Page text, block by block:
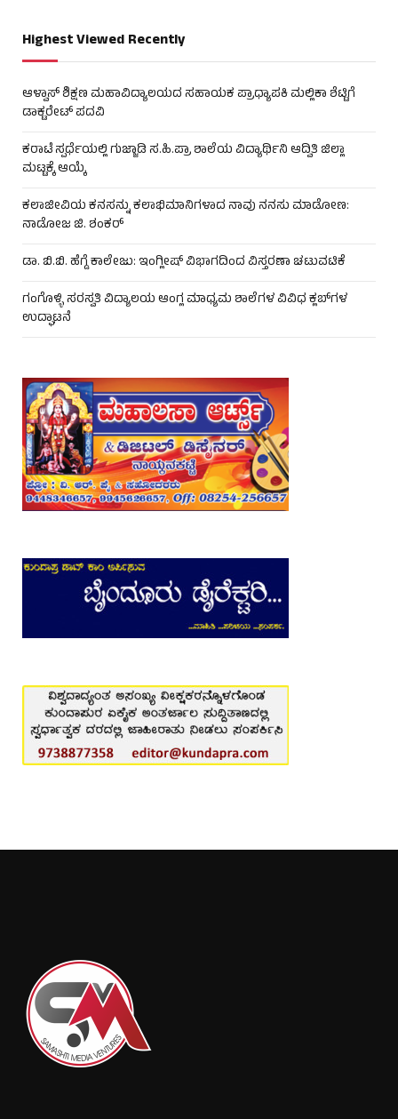
Highest Viewed Recently
ಆಳ್ವಾಸ್ ಶಿಕ್ಷಣ ಮಹಾವಿದ್ಯಾಲಯದ ಸಹಾಯಕ ಪ್ರಾಧ್ಯಾಪಕಿ ಮಲ್ಲಿಕಾ ಶೆಟ್ಟಿಗೆ
ಡಾಕ್ಟರೇಟ್ ಪದವಿ
ಕರಾಟೆ ಸ್ಪರ್ಧೆಯಲ್ಲಿ ಗುಜ್ಜಾಡಿ ಸ.ಹಿ.ಪ್ರಾ ಶಾಲೆಯ ವಿದ್ಯಾರ್ಥಿನಿ ಆದ್ವಿತಿ ಜಿಲ್ಲಾ
ಮಟ್ಟಕ್ಕೆ ಆಯ್ಕೆ
ಕಲಾಜೀವಿಯ ಕನಸನ್ನು ಕಲಾಭಿಮಾನಿಗಳಾದ ನಾವು ನನಸು ಮಾಡೋಣ:
ನಾಡೋಜ ಜಿ. ಶಂಕರ್
ಡಾ. ಬಿ.ಬಿ. ಹೆಗ್ಡೆ ಕಾಲೇಜು: ಇಂಗ್ಲೀಷ್ ವಿಭಾಗದಿಂದ ವಿಸ್ತರಣಾ ಚಟುವಟಿಕೆ
ಗಂಗೊಳ್ಳಿ ಸರಸ್ವತಿ ವಿದ್ಯಾಲಯ ಆಂಗ್ಲ ಮಾಧ್ಯಮ ಶಾಲೆಗಳ ವಿವಿಧ ಕ್ಲಬ್‌ಗಳ
ಉದ್ಘಾಟನೆ